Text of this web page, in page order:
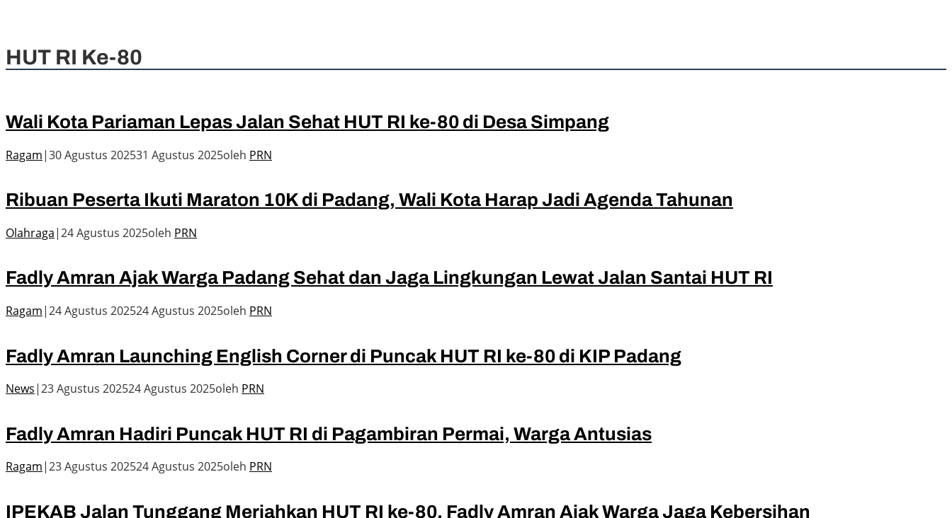
HUT RI Ke-80
Wali Kota Pariaman Lepas Jalan Sehat HUT RI ke-80 di Desa Simpang
Ragam|30 Agustus 202531 Agustus 2025oleh PRN
Ribuan Peserta Ikuti Maraton 10K di Padang, Wali Kota Harap Jadi Agenda Tahunan
Olahraga|24 Agustus 2025oleh PRN
Fadly Amran Ajak Warga Padang Sehat dan Jaga Lingkungan Lewat Jalan Santai HUT RI
Ragam|24 Agustus 202524 Agustus 2025oleh PRN
Fadly Amran Launching English Corner di Puncak HUT RI ke-80 di KIP Padang
News|23 Agustus 202524 Agustus 2025oleh PRN
Fadly Amran Hadiri Puncak HUT RI di Pagambiran Permai, Warga Antusias
Ragam|23 Agustus 202524 Agustus 2025oleh PRN
IPEKAB Jalan Tunggang Meriahkan HUT RI ke-80, Fadly Amran Ajak Warga Jaga Kebersihan